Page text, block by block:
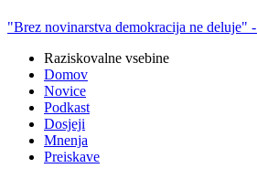
"Brez novinarstva demokracija ne deluje" -
Raziskovalne vsebine
Domov
Novice
Podkast
Dosjeji
Mnenja
Preiskave